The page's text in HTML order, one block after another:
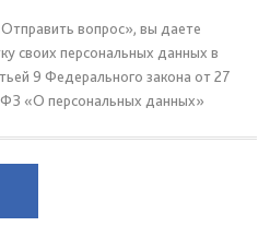
вопрос», вы даете
своих персональных данных в
9 Федерального закона от 27
«О персональных данных»